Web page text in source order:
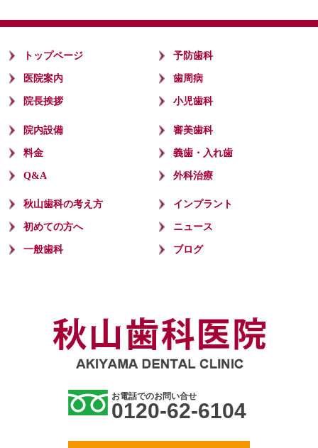
トップページ
医院案内
院長挨拶
院内設備
料金
Q&A
秋山歯科の考え方
初めての方へ
一般歯科
予防歯科
歯周病
小児歯科
審美歯科
義歯・入れ歯
外科治療
インプラント
ニュース
ブログ
お電話でのお問い合せ
0120-62-6104